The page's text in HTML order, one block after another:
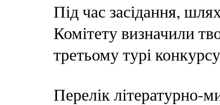
Під час засідання,
Комітету визначили
третьому турі
Перелік літературно-